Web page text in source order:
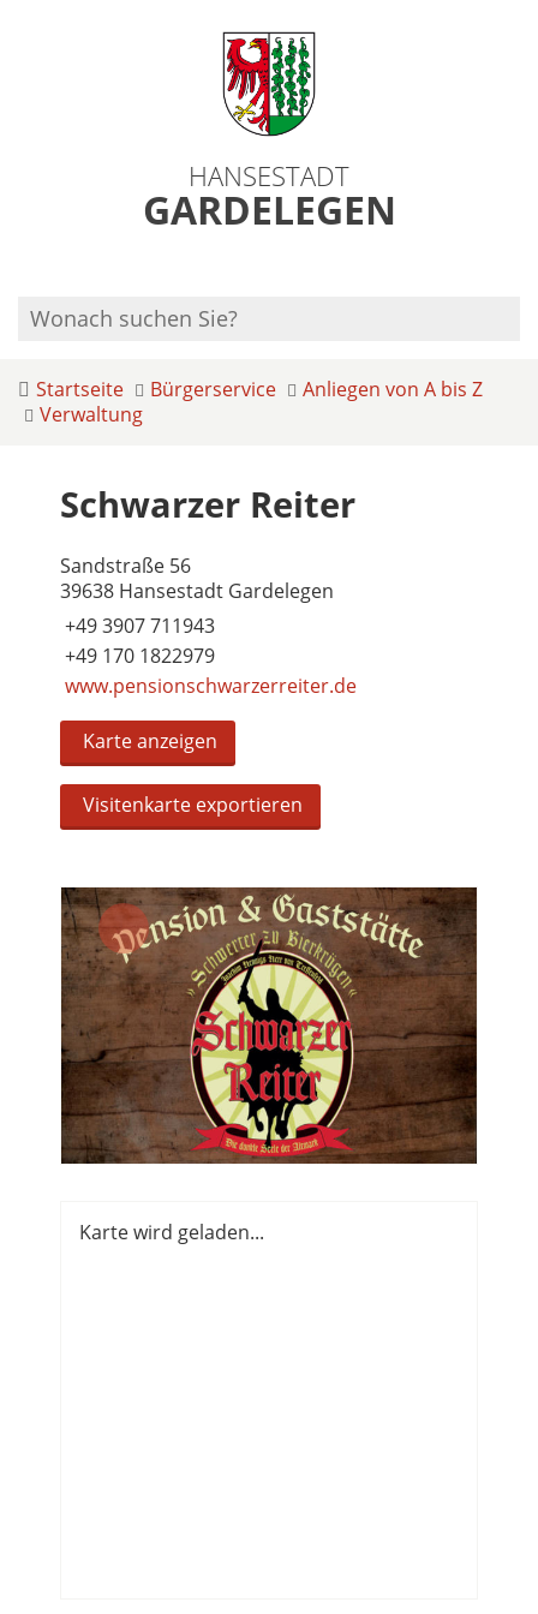
HANSESTADT
GARDELEGEN
Startseite Bürgerservice
Anliegen von A bis Z
Verwaltung
Schwarzer Reiter
Sandstraße 56
39638 Hansestadt Gardelegen
+49 3907 711943
+49 170 1822979
www.pensionschwarzerreiter.de
Karte anzeigen
Visitenkarte exportieren
Karte wird geladen...